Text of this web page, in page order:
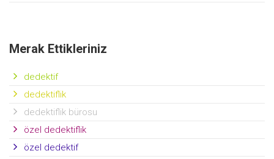
Merak Ettikleriniz
dedektif
dedektiflik
dedektiflik bürosu
özel dedektiflik
özel dedektif